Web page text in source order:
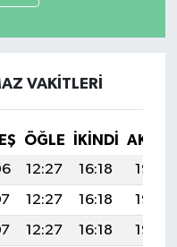
VAKITLERI
ÖĞLE İKINDI
12:27 16:18
19:38
12:27 16:18
19:38
12:27 16:18
19:37